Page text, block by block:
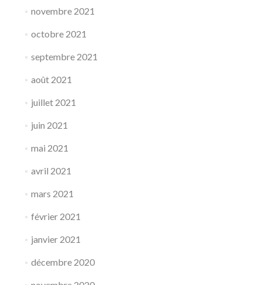
novembre 2021
octobre 2021
septembre 2021
août 2021
juillet 2021
juin 2021
mai 2021
avril 2021
mars 2021
février 2021
janvier 2021
décembre 2020